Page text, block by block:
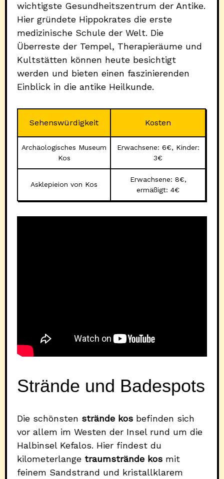
wichtigste Gesundheitszentrum der Antike.
Hier gründete Hippokrates die erste
medizinische Schule der Welt. Die
Überreste der Tempel, Therapieräume und
Kultstätten können heute besichtigt
werden und bieten einen faszinierenden
Einblick in die antike Heilkunde.
Sehenswürdigkeit Kosten
Archäologisches Museum
Kos
Erwachsene: 6€, Kinder:
3€
Asklepieion von Kos
Erwachsene: 8€,
ermäßigt: 4€
Strände und Badespots
Die schönsten strände kos befinden sich
vor allem im Westen der Insel rund um die
Halbinsel Kefalos. Hier findest du
kilometerlange traumstrände kos mit
feinem Sandstrand und kristallklarem